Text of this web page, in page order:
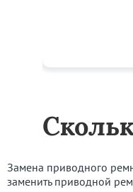
Замена приводного
заменить приводной